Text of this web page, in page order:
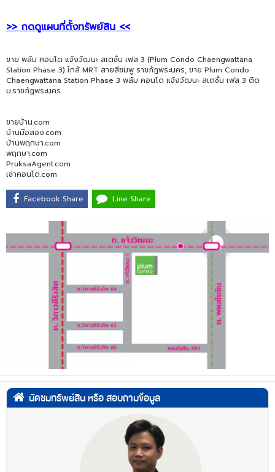
>> กดดูแผนที่ตั้งทรัพย์สิน <<
ขาย พลัม คอนโด แจ้งวัฒนะ สเตชั่น เฟส 3 (Plum Condo Chaengwattana
Station Phase 3) ใกล้ MRT สายสีชมพู ราชภัฎพระนคร, ขาย Plum Condo
Chaengwattana Station Phase 3 พลัม คอนโด แจ้งวัฒนะ สเตชั่น เฟส 3 ติด
ม.ราชภัฏพระนคร
ขายบ้าน.com
บ้านมือสอง.com
บ้านพฤกษา.com
พฤกษา.com
PruksaAgent.com
เช่าคอนโด.com
Facebook Share Line Share
นัดชมทรัพย์สิน หรือ สอบถามข้อมูล